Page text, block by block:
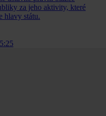
za jeho aktivity, které
hlavy státu.